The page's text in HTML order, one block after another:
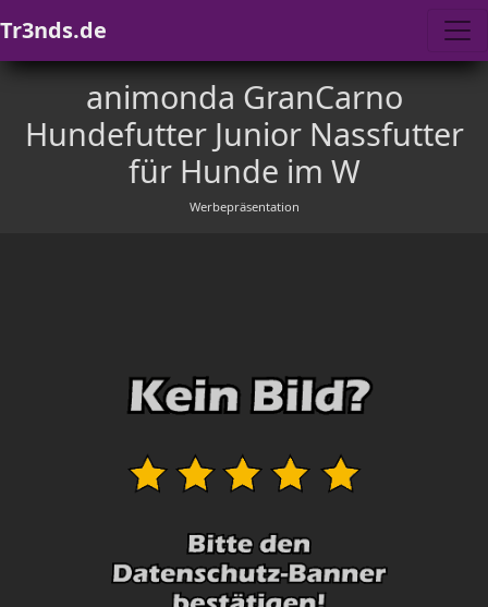
Tr3nds.de
animonda GranCarno
Hundefutter Junior Nassfutter
für Hunde im W
Werbepräsentation